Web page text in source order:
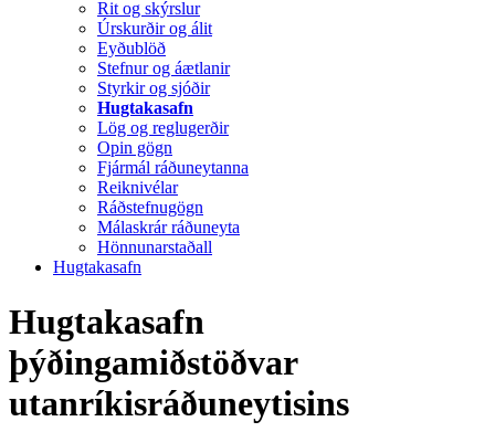
Rit og skýrslur
Úrskurðir og álit
Eyðublöð
Stefnur og áætlanir
Styrkir og sjóðir
Hugtakasafn
Lög og reglugerðir
Opin gögn
Fjármál ráðuneytanna
Reiknivélar
Ráðstefnugögn
Málaskrár ráðuneyta
Hönnunarstaðall
Hugtakasafn
Hugtakasafn
þýðingamiðstöðvar
utanríkisráðuneytisins